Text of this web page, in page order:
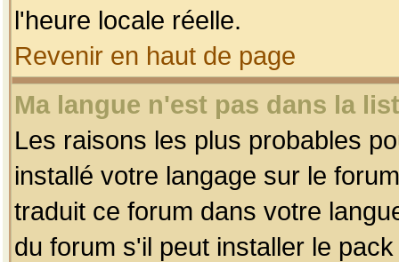
l'heure locale réelle.
Revenir en haut de page
Ma langue n'est pas dans la
Les raisons les plus probables
installé votre langage sur le
traduit ce forum dans votre
du forum s'il peut installer le